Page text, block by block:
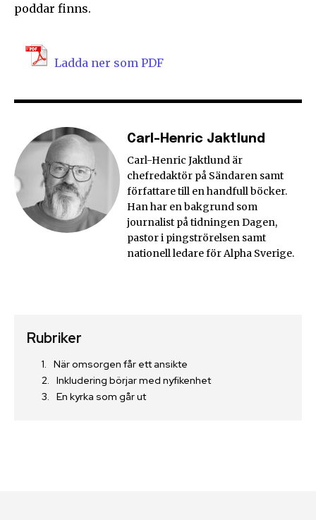
poddar finns.
Ladda ner som PDF
Carl-Henric Jaktlund
Carl-Henric Jaktlund är
chefredaktör på Sändaren samt
författare till en handfull böcker.
Han har en bakgrund som
journalist på tidningen Dagen,
pastor i pingströrelsen samt
nationell ledare för Alpha Sverige.
Rubriker
När omsorgen får ett ansikte
Inkludering börjar med nyfikenhet
En kyrka som går ut